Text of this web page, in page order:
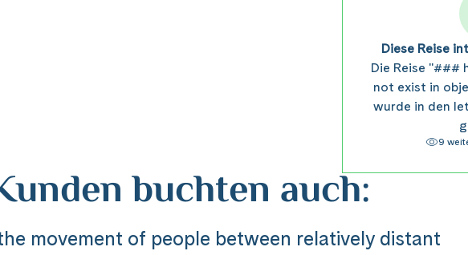
Diese Reise
Die Reise "###
not exist in
wurde in den
9
buchten auch:
movement of people between relatively distant